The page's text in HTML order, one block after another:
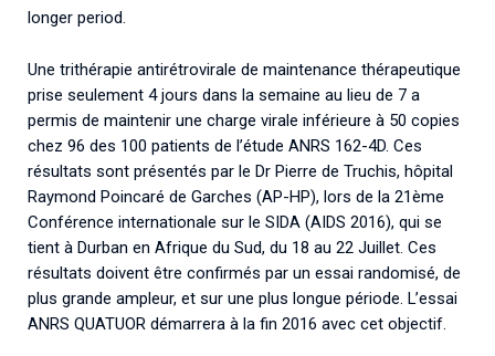
longer period.
Une trithérapie antirétrovirale de maintenance thérapeutique
prise seulement 4 jours dans la semaine au lieu de 7 a
permis de maintenir une charge virale inférieure à 50 copies
chez 96 des 100 patients de l’étude ANRS 162-4D. Ces
résultats sont présentés par le Dr Pierre de Truchis, hôpital
Raymond Poincaré de Garches (AP-HP), lors de la 21ème
Conférence internationale sur le SIDA (AIDS 2016), qui se
tient à Durban en Afrique du Sud, du 18 au 22 Juillet. Ces
résultats doivent être confirmés par un essai randomisé, de
plus grande ampleur, et sur une plus longue période. L’essai
ANRS QUATUOR démarrera à la fin 2016 avec cet objectif.